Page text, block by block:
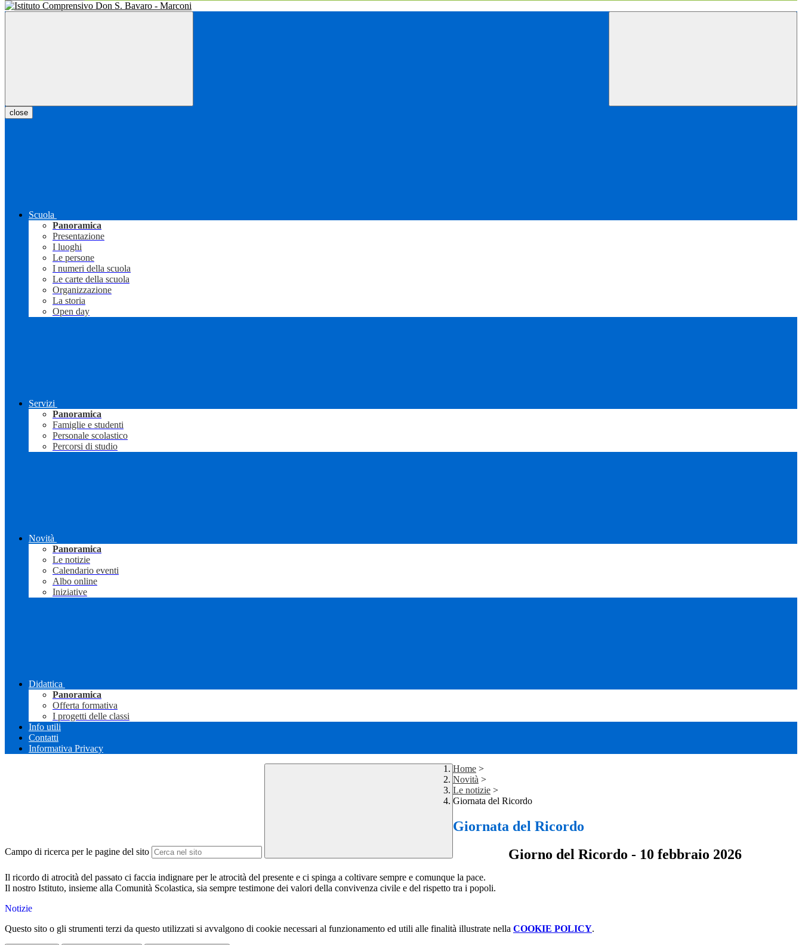
close
Scuola
Panoramica
Presentazione
I luoghi
Le persone
I numeri della scuola
Le carte della scuola
Organizzazione
La storia
Open day
Servizi
Panoramica
Famiglie e studenti
Personale scolastico
Percorsi di studio
Novità
Panoramica
Le notizie
Calendario eventi
Albo online
Iniziative
Didattica
Panoramica
Offerta formativa
I progetti delle classi
Info utili
Contatti
Informativa Privacy
Campo di ricerca per le pagine del sito
Home >
Novità >
Le notizie >
Giornata del Ricordo
Giornata del Ricordo
Giorno del Ricordo - 10 febbraio 2026
Il ricordo di atrocità del passato ci faccia indignare per le atrocità del presente e ci spinga a coltivare sempre e comunque la pace.
Il nostro Istituto, insieme alla Comunità Scolastica, sia sempre testimone dei valori della convivenza civile e del rispetto tra i popoli.
Notizie
Questo sito o gli strumenti terzi da questo utilizzati si avvalgono di cookie necessari al funzionamento ed utili alle finalità illustrate nella COOKIE POLICY.